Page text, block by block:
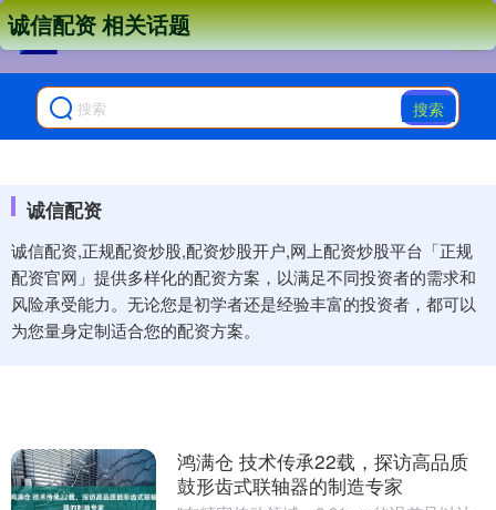
搜索
诚信配资
诚信配资,正规配资炒股,配资炒股开户,网上配资炒股平台「正规
配资官网」提供多样化的配资方案，以满足不同投资者的需求和
风险承受能力。无论您是初学者还是经验丰富的投资者，都可以
为您量身定制适合您的配资方案。
诚信配资 相关话题
鸿满仓 技术传承22载，探访高品质
鼓形齿式联轴器的制造专家